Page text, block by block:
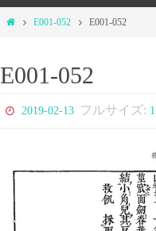
プ
ホ
E001-052 E001-052
E001-052
2019-02-13 フルサイズ: